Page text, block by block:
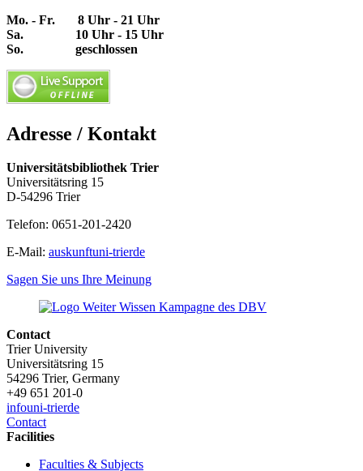
Mo. - Fr. 8 Uhr - 21 Uhr
Sa. 10 Uhr - 15 Uhr
So. geschlossen
Adresse / Kontakt
Universitätsbibliothek Trier
Universitätsring 15
D-54296 Trier
Telefon: 0651-201-2420
E-Mail: auskunftuni-trierde
Sagen Sie uns Ihre Meinung
Contact
Trier University
Universitätsring 15
54296 Trier, Germany
+49 651 201-0
infouni-trierde
Contact
Facilities
Faculties & Subjects